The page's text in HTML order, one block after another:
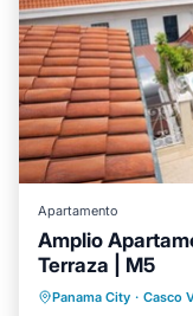
Apartamento
Amplio
Terraza | M5
Panama City · Casco
Balcón/